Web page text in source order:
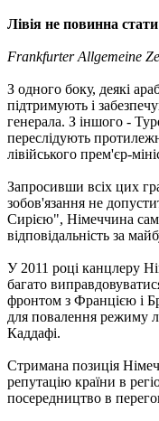
Лівія не повинна
Frankfurter Allgemeine
З одного боку, деякі
підтримують і
генерала. З іншого -
переслідують
лівійського прем'єр-
Запросивши всіх цих
зобов'язання не
Сирією", Німеччина
відповідальність за
У 2011 році канцлеру
багато
фронтом з Францією і
для повалення режиму
Каддафі.
Стримана позиція
репутацію країни в
посередництво в